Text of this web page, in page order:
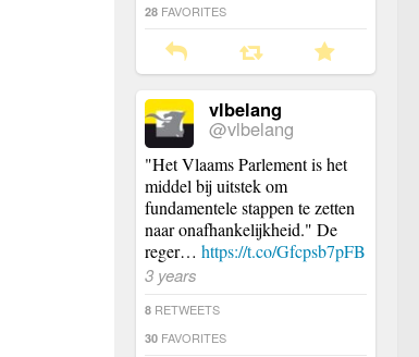
28 FAVORITES
vlbelang
@vlbelang
"Het Vlaams Parlement is het
middel bij uitstek om
fundamentele stappen te zetten
naar onafhankelijkheid." De
reger… https://t.co/Gfcpsb7pFB
3 years
8 RETWEETS
30 FAVORITES